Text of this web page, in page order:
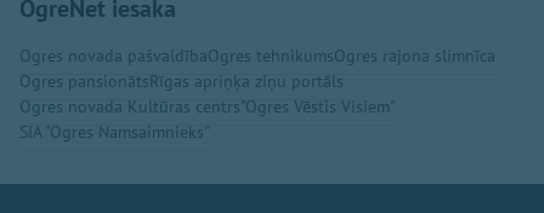
OgreNet iesaka
Ogres novada pašvaldībaOgres tehnikumsOgres rajona slimnīca
Ogres pansionātsRīgas apriņķa ziņu portāls
Ogres novada Kultūras centrs"Ogres Vēstis Visiem"
SIA "Ogres Namsaimnieks"